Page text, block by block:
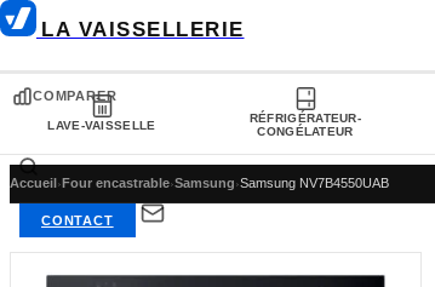
LA VAISSELLERIE
COMPARER
CONTACT
LAVE-VAISSELLE
RÉFRIGÉRATEUR-
CONGÉLATEUR
Accueil›Four encastrable›Samsung›Samsung NV7B4550UAB